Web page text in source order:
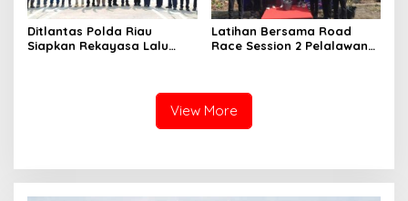
Ditlantas Polda Riau
Siapkan Rekayasa Lalu
Keselamatan Masyarakat
Latihan Bersama Road
Race Session 2 Pelalawan
dan Gerakkan Ekonomi
UMKM
View More